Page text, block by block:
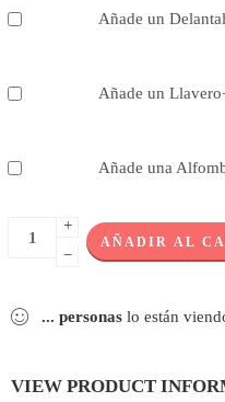
Añade un Delantal
Añade un Llavero
Añade una
+
−
AÑADIR AL
... personas lo están
VIEW PRODUCT